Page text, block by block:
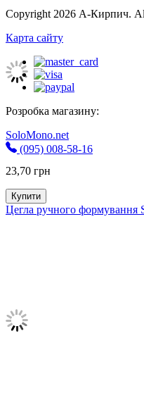
23,70 грн
Купити
Цегла ручного формування
Copyright 2026 А-Кирпич.
Карта сайту
Розробка магазину:
SoloMono.net
(095) 008-58-16